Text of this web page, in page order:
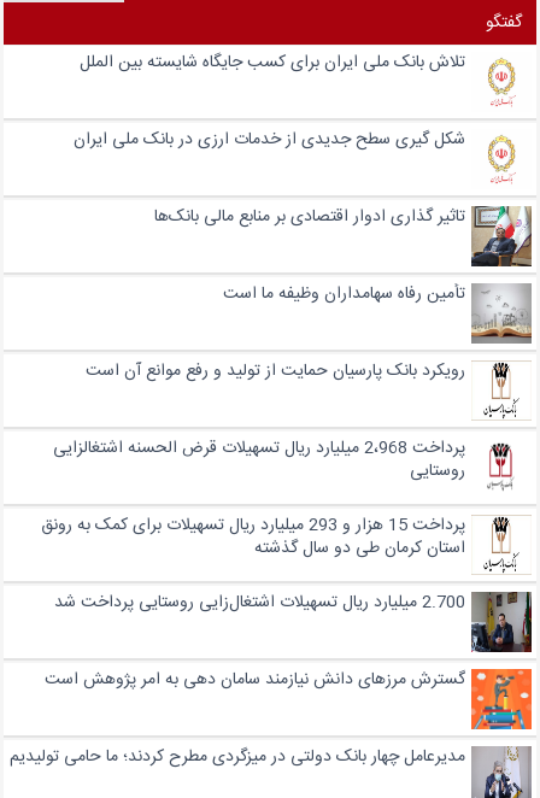
گفتگو
تلاش بانک ملی ایران برای کسب جایگاه شایسته بین الملل
شکل گیری سطح جدیدی از خدمات ارزی در بانک ملی ایران
تاثیر گذاری ادوار اقتصادی بر منابع مالی بانک‌ها
تأمین رفاه سهامداران وظیفه ما است
رویکرد بانک پارسیان حمایت از تولید و رفع موانع آن است
پرداخت 2،968 میلیارد ریال تسهیلات قرض الحسنه اشتغالزایی
روستایی
پرداخت 15 هزار و 293 میلیارد ریال تسهیلات برای کمک به رونق
استان کرمان طی دو سال گذشته
2.700 میلیارد ریال تسهیلات اشتغال‌زایی روستایی پرداخت شد
گسترش مرزهای دانش نیازمند سامان دهی به امر پژوهش است
مدیرعامل چهار بانک دولتی در میزگردی مطرح کردند؛ ما حامی تولیدیم